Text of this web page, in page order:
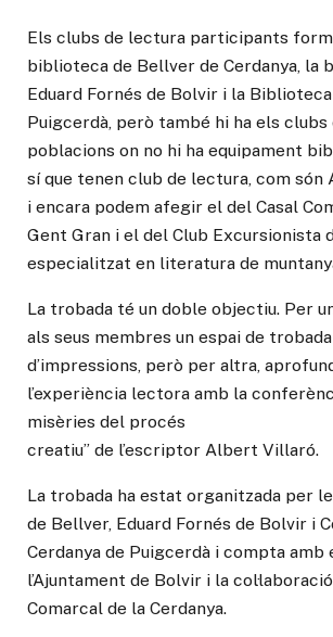
Els clubs de lectura participants
biblioteca de Bellver de Cerdanya, la
Eduard Fornés de Bolvir i la
Puigcerdà, però també hi ha els clubs
poblacions on no hi ha equipament
sí que tenen club de lectura, com són
i encara podem afegir el del Casal
Gent Gran i el del Club Excursionista
especialitzat en literatura de
La trobada té un doble objectiu. Per
als seus membres un espai de
d’impressions, però per altra,
l’experiència lectora amb la
misèries del procés
creatiu” de l’escriptor Albert Villaró.
La trobada ha estat organitzada per
de Bellver, Eduard Fornés de Bolvir i
Cerdanya de Puigcerdà i compta amb
l’Ajuntament de Bolvir i la
Comarcal de la Cerdanya.